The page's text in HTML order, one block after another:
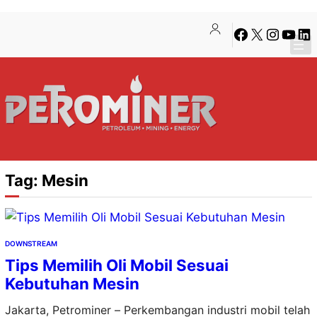
konten
content
Facebook
X Instagram
Tag: Mesin
DOWNSTREAM
Tips Memilih Oli Mobil Sesuai
Kebutuhan Mesin
Jakarta, Petrominer – Perkembangan industri mobil telah